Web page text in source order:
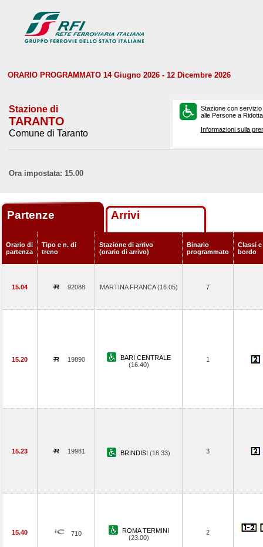
ORARIO PROGRAMMATO 14 Giugno 2026 - 12 Dicembre 2026
Stazione di
TARANTO
Comune di Taranto
Stazione con
alle Persone a
Informazioni sulla
Ora impostata: 15.00
Partenze Arrivi
Orario di
partenza
Tipo e n. di
treno
Stazione di arrivo
(orario di arrivo)
Binario
programmato
Classi
bordo
15.04 92088 MARTINA FRANCA (16.05) 7
15.20 19890
BARI CENTRALE
(16.40)
1
15.23 19981 BRINDISI (16.33) 3
15.40 710
ROMA TERMINI
(23.00)
2